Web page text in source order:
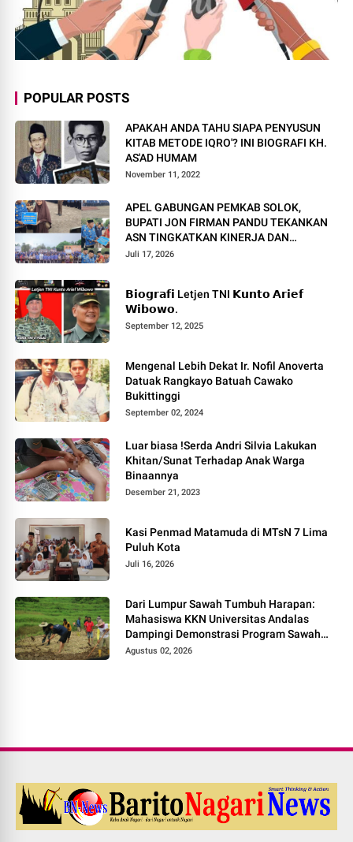
POPULAR POSTS
APAKAH ANDA TAHU SIAPA PENYUSUN
KITAB METODE IQRO'? INI BIOGRAFI KH.
AS'AD HUMAM
November 11, 2022
APEL GABUNGAN PEMKAB SOLOK,
BUPATI JON FIRMAN PANDU TEKANKAN
ASN TINGKATKAN KINERJA DAN
PELAYANAN MASYARAKAT.
Juli 17, 2026
𝗕𝗶𝗼𝗴𝗿𝗮𝗳𝗶 Letjen TNI 𝗞𝘂𝗻𝘁𝗼 𝗔𝗿𝗶𝗲𝗳
𝗪𝗶𝗯𝗼𝘄𝗼.
September 12, 2025
Mengenal Lebih Dekat Ir. Nofil Anoverta
Datuak Rangkayo Batuah Cawako
Bukittinggi
September 02, 2024
Luar biasa !Serda Andri Silvia Lakukan
Khitan/Sunat Terhadap Anak Warga
Binaannya
Desember 21, 2023
Kasi Penmad Matamuda di MTsN 7 Lima
Puluh Kota
Juli 16, 2026
Dari Lumpur Sawah Tumbuh Harapan:
Mahasiswa KKN Universitas Andalas
Dampingi Demonstrasi Program Sawah
Pokok Murah di Jorong Bayua
Agustus 02, 2026